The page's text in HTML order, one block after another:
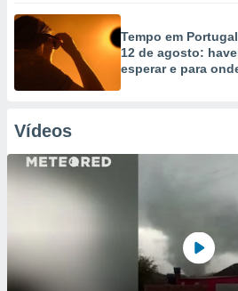
Tempo em
12 de agosto:
esperar e para
Vídeos